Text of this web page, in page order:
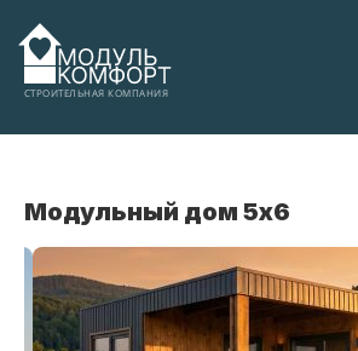
СТРОИТЕЛЬНАЯ КОМПАНИЯ
Модульный дом 5x6